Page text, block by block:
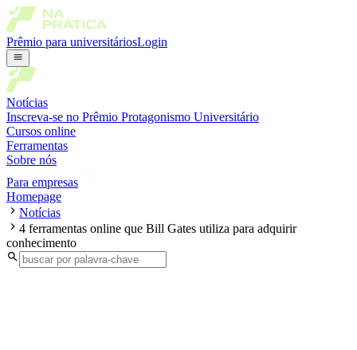
Prêmio para universitáriosLogin
Notícias
Inscreva-se no Prêmio Protagonismo Universitário
Cursos online
Ferramentas
Sobre nós
Para empresas
Homepage
Notícias
4 ferramentas online que Bill Gates utiliza para adquirir
conhecimento